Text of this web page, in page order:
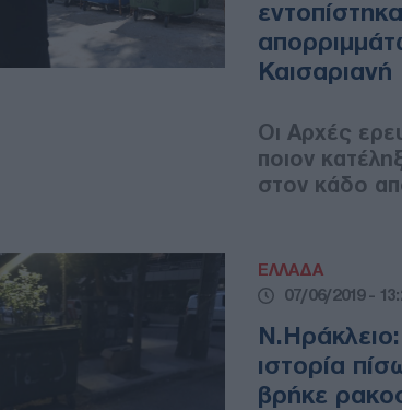
Καισαριανή
Οι Αρχές
ποιον
στον κάδο
ΕΛΛΑΔΑ
07/06/2019 -
ιστορία
βρήκε